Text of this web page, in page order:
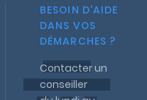
BESOIN D'AIDE
DANS VOS
DÉMARCHES ?
Contacter un
conseiller